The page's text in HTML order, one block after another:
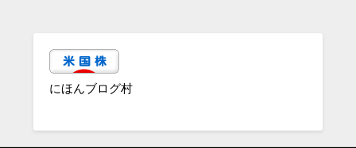
にほんブログ村